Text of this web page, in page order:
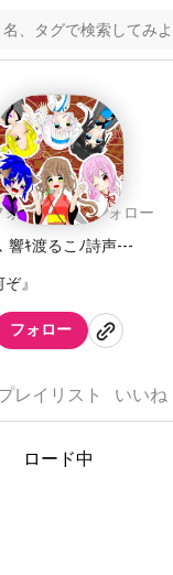
月 兎 ノ 詩 ｰ
ォロワー18 フォロー
響ｷ渡るこﾉ詩声---
』
フォロー
レイリスト いいね
ロード中